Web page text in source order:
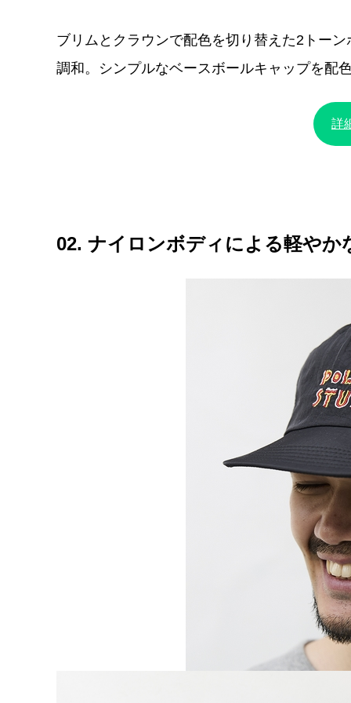
ブリムとクラウンで配色を切り替えた2トー
調和。シンプルなベースボールキャップを配
詳
02. ナイロンボディによる軽やか